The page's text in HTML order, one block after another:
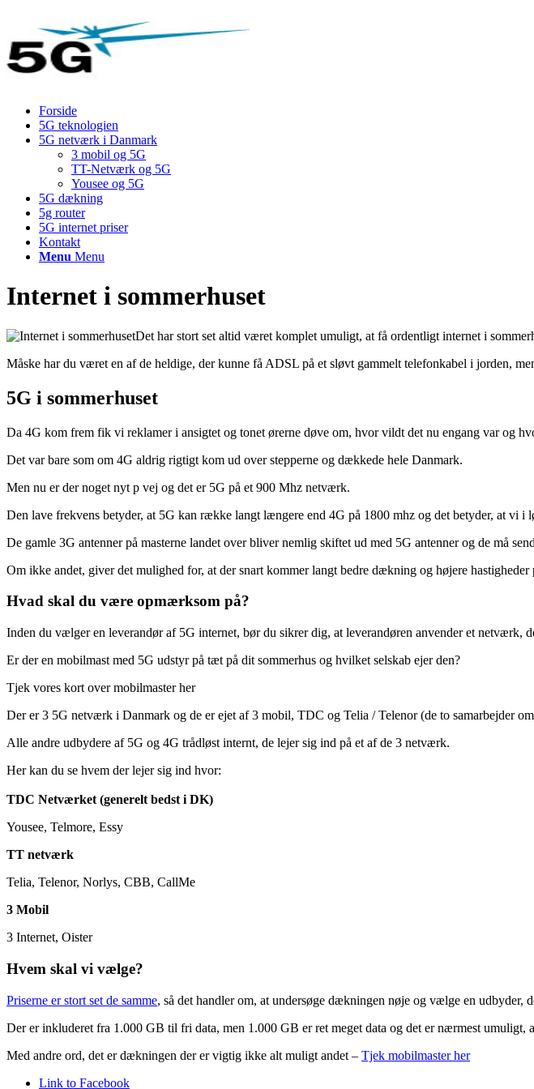
Forside
5G teknologien
5G netværk i Danmark
3 mobil og 5G
TT-Netværk og 5G
Yousee og 5G
5G dækning
5g router
5G internet priser
Kontakt
Menu Menu
Internet i sommerhuset
Det har stort set altid været komplet umuligt, at få ordentligt internet i
Måske har du været en af de heldige, der kunne få ADSL på et sløvt gammelt telefonkabel i jorden,
5G i sommerhuset
Da 4G kom frem fik vi reklamer i ansigtet og tonet ørerne døve om, hvor vildt det nu engang var og
Det var bare som om 4G aldrig rigtigt kom ud over stepperne og dækkede hele Danmark.
Men nu er der noget nyt p vej og det er 5G på et 900 Mhz netværk.
Den lave frekvens betyder, at 5G kan række langt længere end 4G på 1800 mhz og det betyder, at vi
De gamle 3G antenner på masterne landet over bliver nemlig skiftet ud med 5G antenner og de må
Om ikke andet, giver det mulighed for, at der snart kommer langt bedre dækning og højere hastigheder
Hvad skal du være opmærksom på?
Inden du vælger en leverandør af 5G internet, bør du sikrer dig, at leverandøren anvender et netværk,
Er der en mobilmast med 5G udstyr på tæt på dit sommerhus og hvilket selskab ejer den?
Tjek vores kort over mobilmaster her
Der er 3 5G netværk i Danmark og de er ejet af 3 mobil, TDC og Telia / Telenor (de to samarbejder
Alle andre udbydere af 5G og 4G trådløst internt, de lejer sig ind på et af de 3 netværk.
Her kan du se hvem der lejer sig ind hvor:
TDC Netværket (generelt bedst i DK)
Yousee, Telmore, Essy
TT netværk
Telia, Telenor, Norlys, CBB, CallMe
3 Mobil
3 Internet, Oister
Hvem skal vi vælge?
Priserne er stort set de samme, så det handler om, at undersøge dækningen nøje og vælge en udbyder,
Der er inkluderet fra 1.000 GB til fri data, men 1.000 GB er ret meget data og det er nærmest umuligt,
Med andre ord, det er dækningen der er vigtig ikke alt muligt andet – Tjek mobilmaster her
Link to Facebook